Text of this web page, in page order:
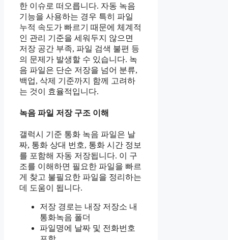
한 이슈로 떠오릅니다. 자동 녹음
기능을 사용하는 경우 특히 파일
누적 속도가 빠르기 때문에 체계적
인 관리 기준을 세워두지 않으면
저장 공간 부족, 파일 검색 불편 등
의 문제가 발생할 수 있습니다. 녹
음 파일은 단순 저장을 넘어 분류,
백업, 삭제 기준까지 함께 고려하
는 것이 효율적입니다.
녹음 파일 저장 구조 이해
갤럭시 기준 통화 녹음 파일은 날
짜, 통화 상대 번호, 통화 시간 정보
를 포함해 자동 저장됩니다. 이 구
조를 이해하면 필요한 파일을 빠르
게 찾고 불필요한 파일을 정리하는
데 도움이 됩니다.
저장 경로는 내장 저장소 내
통화녹음 폴더
파일명에 날짜 및 전화번호